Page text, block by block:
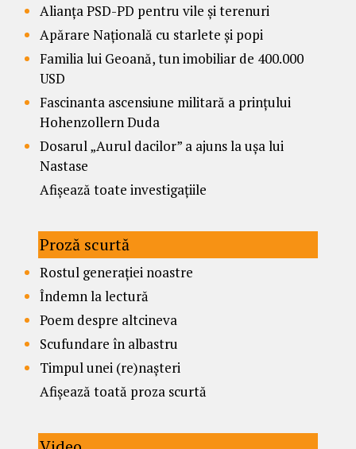
Alianța PSD-PD pentru vile și terenuri
Apărare Națională cu starlete și popi
Familia lui Geoană, tun imobiliar de 400.000
USD
Fascinanta ascensiune militară a prințului
Hohenzollern Duda
Dosarul „Aurul dacilor” a ajuns la ușa lui
Nastase
Afișează toate investigațiile
Proză scurtă
Rostul generației noastre
Îndemn la lectură
Poem despre altcineva
Scufundare în albastru
Timpul unei (re)nașteri
Afișează toată proza scurtă